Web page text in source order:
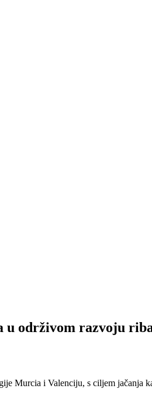
u održivom razvoju
Murcia i Valenciju, s ciljem jačanja